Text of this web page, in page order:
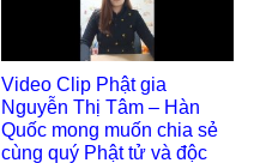
Video Clip Phật gia
Nguyễn Thị Tâm – Hàn
Quốc mong muốn chia sẻ
cùng quý Phật tử và độc